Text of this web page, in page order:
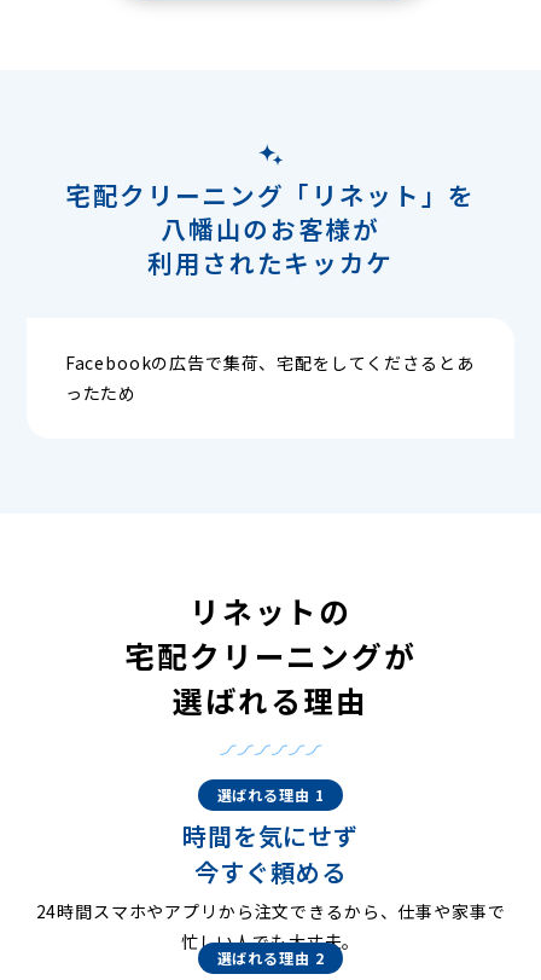
宅配クリーニング「リネット」を
八幡山のお客様が
利用されたキッカケ
Facebookの広告で集荷、宅配をしてくださるとあ
ったため
リネットの
宅配クリーニングが
選ばれる理由
選ばれる理由 1
時間を気にせず
今すぐ頼める
24時間スマホやアプリから注文できるから、仕事や家事で
忙しい人でも大丈夫。
選ばれる理由 2